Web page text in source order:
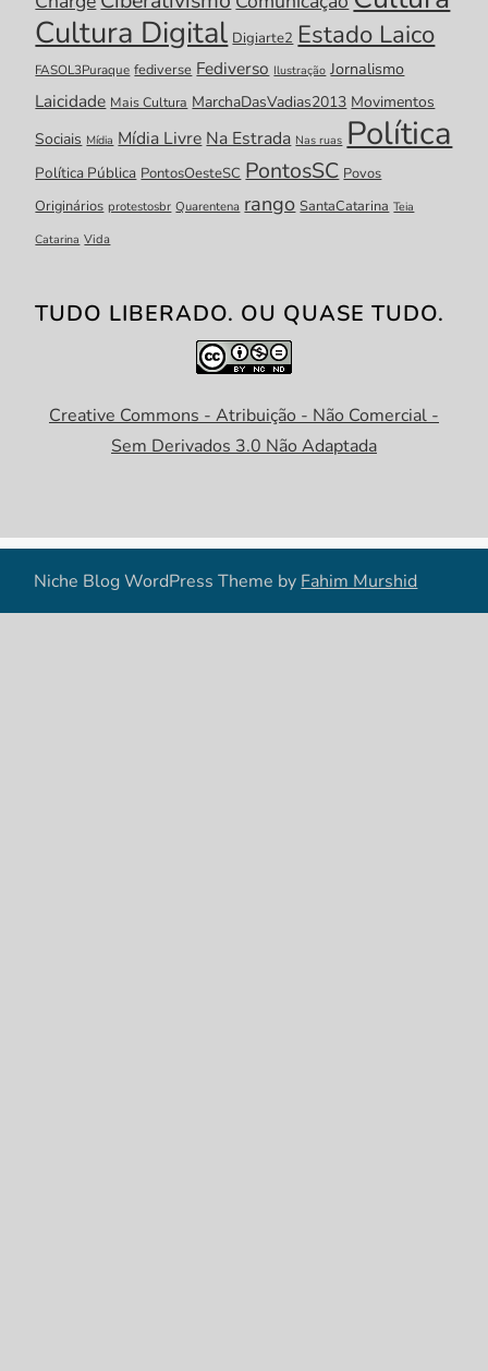
Cultura Digital Digiarte2 Estado Laico
FASOL3Puraque fediverse Fediverso Ilustração Jornalismo
Laicidade Mais Cultura MarchaDasVadias2013 Movimentos
Sociais Mídia Mídia Livre Na Estrada Nas ruas Política
Política Pública PontosOesteSC PontosSC Povos
Originários protestosbr Quarentena rango SantaCatarina Teia
Catarina Vida
TUDO LIBERADO. OU QUASE TUDO.
Creative Commons - Atribuição - Não Comercial -
Sem Derivados 3.0 Não Adaptada
Niche Blog WordPress Theme by Fahim Murshid